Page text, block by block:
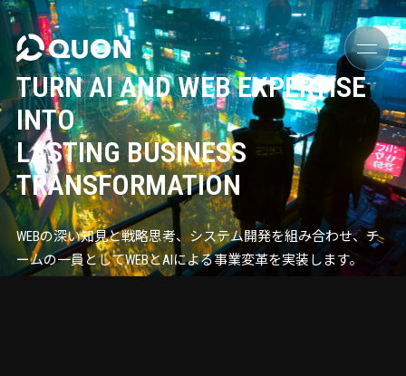
WEB×AI DESIGN TEAM
INTOKYO
TURN AI AND WEB EXPERTISE
INTO
LASTING BUSINESS
TRANSFORMATION
WEBの深い知見と戦略思考、システム開発を組み合わせ、チ
ームの一員としてWEBとAIによる事業変革を実装します。